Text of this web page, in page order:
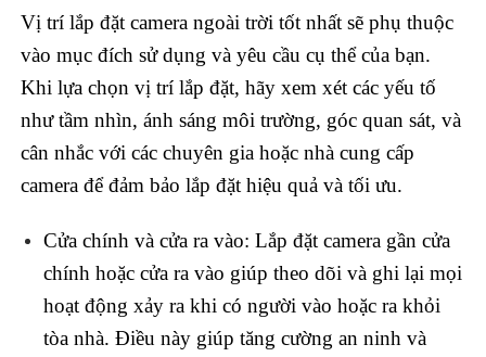
Vị trí lắp đặt camera ngoài trời tốt nhất sẽ phụ thuộc
vào mục đích sử dụng và yêu cầu cụ thể của bạn.
Khi lựa chọn vị trí lắp đặt, hãy xem xét các yếu tố
như tầm nhìn, ánh sáng môi trường, góc quan sát, và
cân nhắc với các chuyên gia hoặc nhà cung cấp
camera để đảm bảo lắp đặt hiệu quả và tối ưu.
Cửa chính và cửa ra vào: Lắp đặt camera gần cửa
chính hoặc cửa ra vào giúp theo dõi và ghi lại mọi
hoạt động xảy ra khi có người vào hoặc ra khỏi
tòa nhà. Điều này giúp tăng cường an ninh và